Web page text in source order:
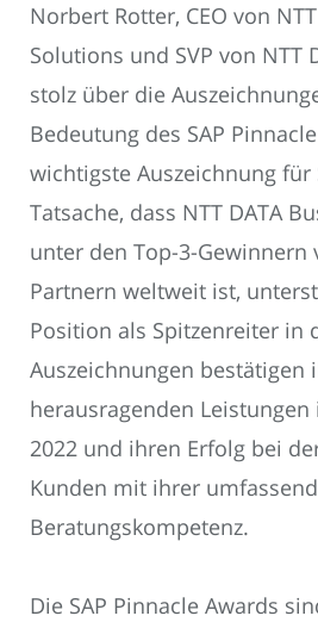
Norbert Rotter, CEO von
Solutions und SVP von NTT
stolz über die
Bedeutung des SAP
wichtigste Auszeichnung für
Tatsache, dass NTT DATA
unter den Top-3-Gewinnern
Partnern weltweit ist,
Position als Spitzenreiter in
Auszeichnungen bestätigen
herausragenden
2022 und ihren Erfolg bei
Kunden mit ihrer
Beratungskompetenz.
Die SAP Pinnacle Awards